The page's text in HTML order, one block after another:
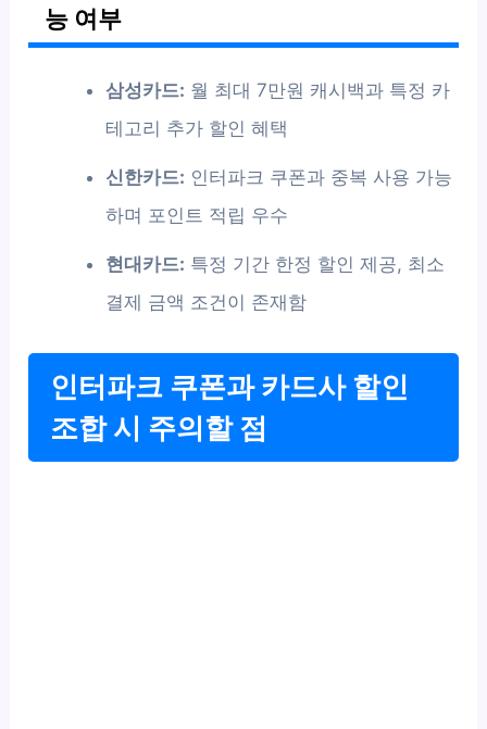
능 여부
삼성카드: 월 최대 7만원 캐시백과 특정 카
테고리 추가 할인 혜택
신한카드: 인터파크 쿠폰과 중복 사용 가능
하며 포인트 적립 우수
현대카드: 특정 기간 한정 할인 제공, 최소
결제 금액 조건이 존재함
인터파크 쿠폰과 카드사 할인
조합 시 주의할 점